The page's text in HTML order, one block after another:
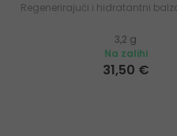
Regenerirajući i hidratantni
3,2 g
Na zalihi
31,50 €